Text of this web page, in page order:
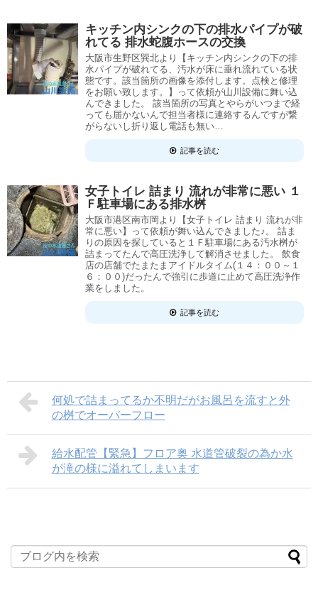
キッチン内シンクの下の排水パイプが破
れてる 排水蛇腹ホースの交換
大阪市生野区巽北より【キッチン内シンクの下の排
水パイプが破れてる、汚水が床に垂れ流れている状
態です。該当箇所の画像を添付します。点検と修理
をお願い致します。】って依頼が山川設備に舞い込
んできました。 該当箇所の写真とやらがいつまで経
っても届かないんで担当者様に連絡するんですが繋
がらないし折り返し電話も無い…
記事を読む
女子トイレ 詰まり 流れが非常に悪い １
Ｆ駐車場にある排水桝
大阪市港区南市岡より【女子トイレ 詰まり 流れが非
常に悪い】って依頼が舞い込んできました♪。 詰ま
りの原因を探していると１Ｆ駐車場にある汚水桝が
詰まってたんで高圧洗浄して解消させました。 飲食
店の店舗でたまたまアイドルタイム(１４：００～１
６：００)だったんで強引に歩道に止めて高圧洗浄作
業をしました。
記事を読む
何処で詰まってるか不明だがお風呂を流すと外
の桝でオーバーフロー
給水配管【緊急】フロア奥 水道管破裂の為か水
が滝の様に溢れてしまいます